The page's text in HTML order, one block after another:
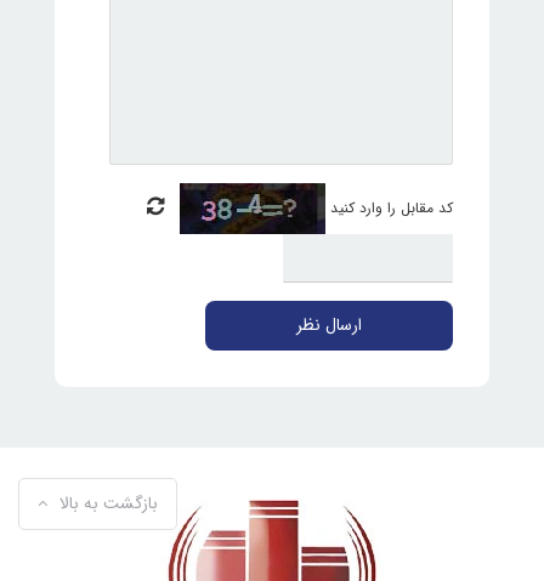
کد مقابل را وارد کنید
ارسال نظر
بازگشت به بالا